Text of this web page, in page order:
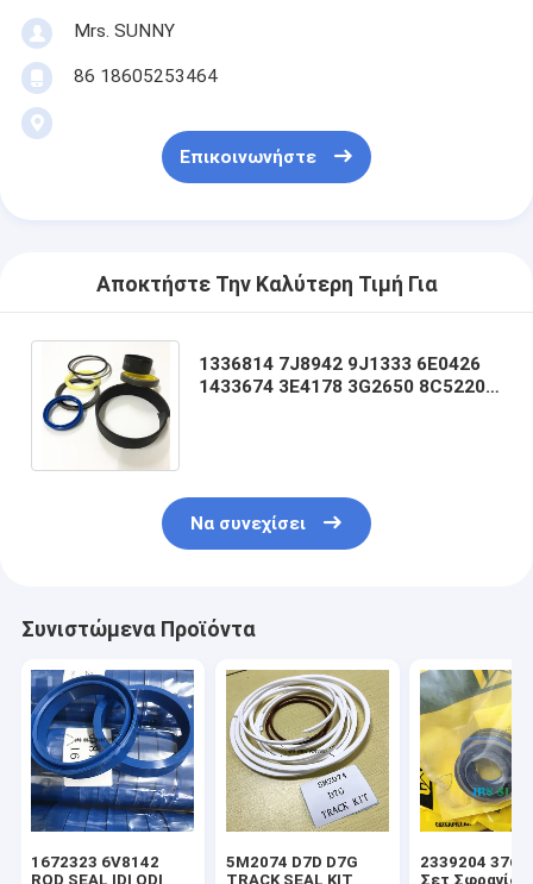
Mrs. SUNNY
86 18605253464
Επικοινωνήστε
Αποκτήστε Την Καλύτερη Τιμή Για
1336814 7J8942 9J1333 6E0426
1433674 3E4178 3G2650 8C5220
Να συνεχίσει
Συνιστώμενα Προϊόντα
1672323 6V8142
ROD SEAL IDI ODI
5M2074 D7D D7G
TRACK SEAL KIT
2339204
Σετ